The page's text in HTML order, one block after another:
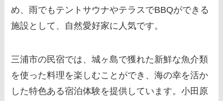
め、雨でもテントサウナやテラスでBBQができる
施設として、自然愛好家に人気です。
三浦市の民宿では、城ヶ島で獲れた新鮮な魚介類
を使った料理を楽しむことができ、海の幸を活か
した特色ある宿泊体験を提供しています。小田原